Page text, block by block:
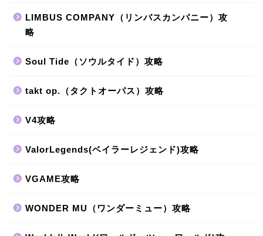
LIMBUS COMPANY（リンバスカンパニー）攻
略
Soul Tide（ソウルタイド）攻略
takt op.（タクトオーパス）攻略
V4攻略
ValorLegends(ベイラーレジェンド)攻略
VGAME攻略
WONDER MU（ワンダーミュー）攻略